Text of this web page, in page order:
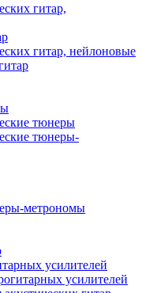
гитар,
гитар, нейлоновые
тюнеры
тюнеры-
метрономы
усилителей
усилителей